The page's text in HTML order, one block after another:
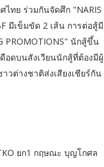
ทย ร่วมกันจัดศึก "NARIS
มีเข็มขัด 2 เส้น การต่อสู้มี
PROMOTIONS" นักสู้ขึ้น
อดบนสังเวียนนักสู้ที่ต้องมีผู้
ต่างชาติส่งเสียงเชียร์กัน
ยก1 กฤษณะ บุญโกศล